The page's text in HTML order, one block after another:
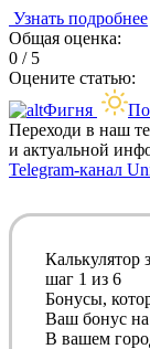
Узнать подробнее
Общая оценка:
0 / 5
Оцените статью:
Фигня
Переходи в наш
и актуальной
Telegram-канал
Калькулятор
шаг 1 из 6
Бонусы,
Ваш бонус на
В вашем